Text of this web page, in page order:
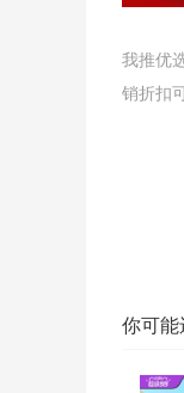
我推优
销折扣
你可能